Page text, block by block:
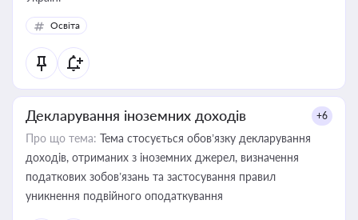
Освіта
Декларування іноземних доходів +6
Про що тема: Тема стосується обов’язку декларування
доходів, отриманих з іноземних джерел, визначення
податкових зобов’язань та застосування правил
уникнення подвійного оподаткування